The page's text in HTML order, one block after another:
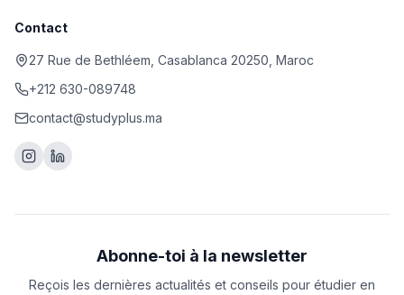
Contact
27 Rue de Bethléem, Casablanca 20250, Maroc
+212 630-089748
contact@studyplus.ma
Abonne-toi à la newsletter
Reçois les dernières actualités et conseils pour étudier en